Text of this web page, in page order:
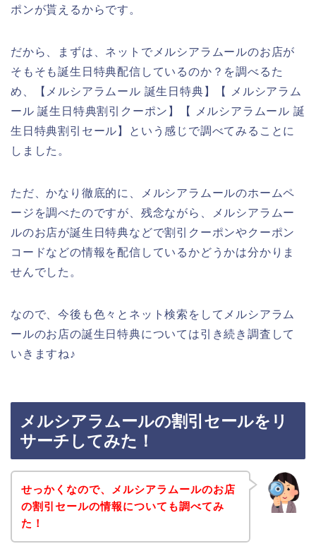
ポンが貰えるからです。
だから、まずは、ネットでメルシアラムールのお店が
そもそも誕生日特典配信しているのか？を調べるた
め、【メルシアラムール 誕生日特典】【 メルシアラム
ール 誕生日特典割引クーポン】【 メルシアラムール 誕
生日特典割引セール】という感じで調べてみることに
しました。
ただ、かなり徹底的に、メルシアラムールのホームペ
ージを調べたのですが、残念ながら、メルシアラムー
ルのお店が誕生日特典などで割引クーポンやクーポン
コードなどの情報を配信しているかどうかは分かりま
せんでした。
なので、今後も色々とネット検索をしてメルシアラム
ールのお店の誕生日特典については引き続き調査して
いきますね♪
メルシアラムールの割引セールをリ
サーチしてみた！
せっかくなので、メルシアラムールのお店
の割引セールの情報についても調べてみ
た！